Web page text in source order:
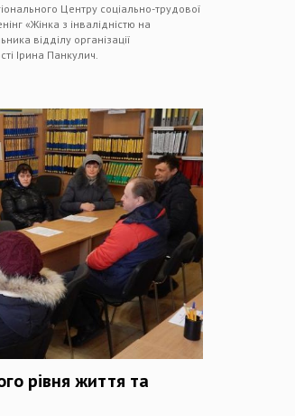
Центру соціально-трудової
«Жінка з інвалідністю на
відділу організації
Ірина Панкулич.
рівня життя та